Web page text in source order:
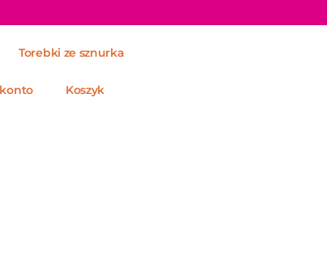
Torebki ze sznurka
Koszyk